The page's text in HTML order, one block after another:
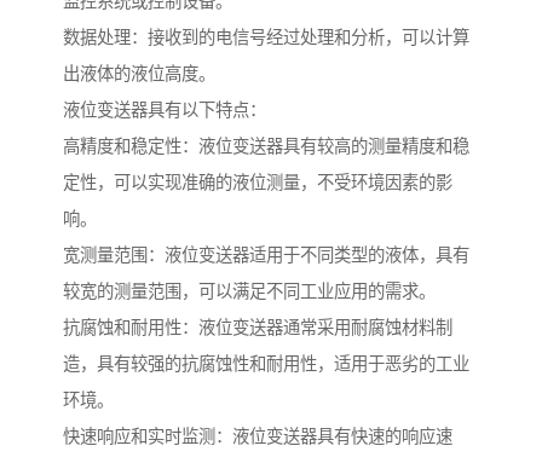
数据处理：接收到的电信号经过处理和分析，可以计算
出液体的液位高度。
液位变送器具有以下特点：
高精度和稳定性：液位变送器具有较高的测量精度和稳
定性，可以实现准确的液位测量，不受环境因素的影
响。
宽测量范围：液位变送器适用于不同类型的液体，具有
较宽的测量范围，可以满足不同工业应用的需求。
抗腐蚀和耐用性：液位变送器通常采用耐腐蚀材料制
造，具有较强的抗腐蚀性和耐用性，适用于恶劣的工业
环境。
快速响应和实时监测：液位变送器具有快速的响应速